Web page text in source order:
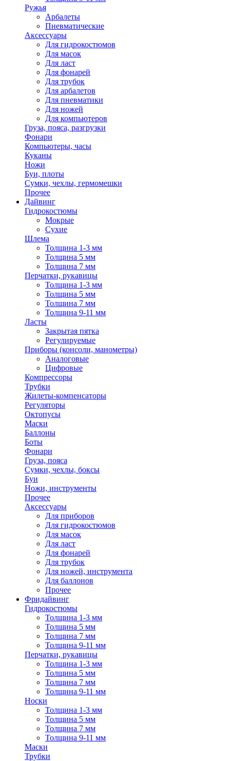
Ружья
Арбалеты
Пневматические
Аксессуары
Для гидрокостюмов
Для масок
Для ласт
Для фонарей
Для трубок
Для арбалетов
Для пневматики
Для ножей
Для компьютеров
Груза, пояса, разгрузки
Фонари
Компьютеры, часы
Куканы
Ножи
Буи, плоты
Сумки, чехлы, гермомешки
Прочее
Дайвинг
Гидрокостюмы
Мокрые
Сухие
Шлема
Толщина 1-3 мм
Толщина 5 мм
Толщина 7 мм
Перчатки, рукавицы
Толщина 1-3 мм
Толщина 5 мм
Толщина 7 мм
Толщина 9-11 мм
Ласты
Закрытая пятка
Регулируемые
Приборы (консоли, манометры)
Аналоговые
Цифровые
Компрессоры
Трубки
Жилеты-компенсаторы
Регуляторы
Октопусы
Маски
Баллоны
Боты
Фонари
Груза, пояса
Сумки, чехлы, боксы
Буи
Ножи, инструменты
Прочее
Аксессуары
Для приборов
Для гидрокостюмов
Для масок
Для ласт
Для фонарей
Для трубок
Для ножей, инструмента
Для баллонов
Прочее
Фридайвинг
Гидрокостюмы
Толщина 1-3 мм
Толщина 5 мм
Толщина 7 мм
Толщина 9-11 мм
Перчатки, рукавицы
Толщина 1-3 мм
Толщина 5 мм
Толщина 7 мм
Толщина 9-11 мм
Носки
Толщина 1-3 мм
Толщина 5 мм
Толщина 7 мм
Толщина 9-11 мм
Маски
Трубки